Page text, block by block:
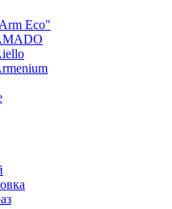
Eco"